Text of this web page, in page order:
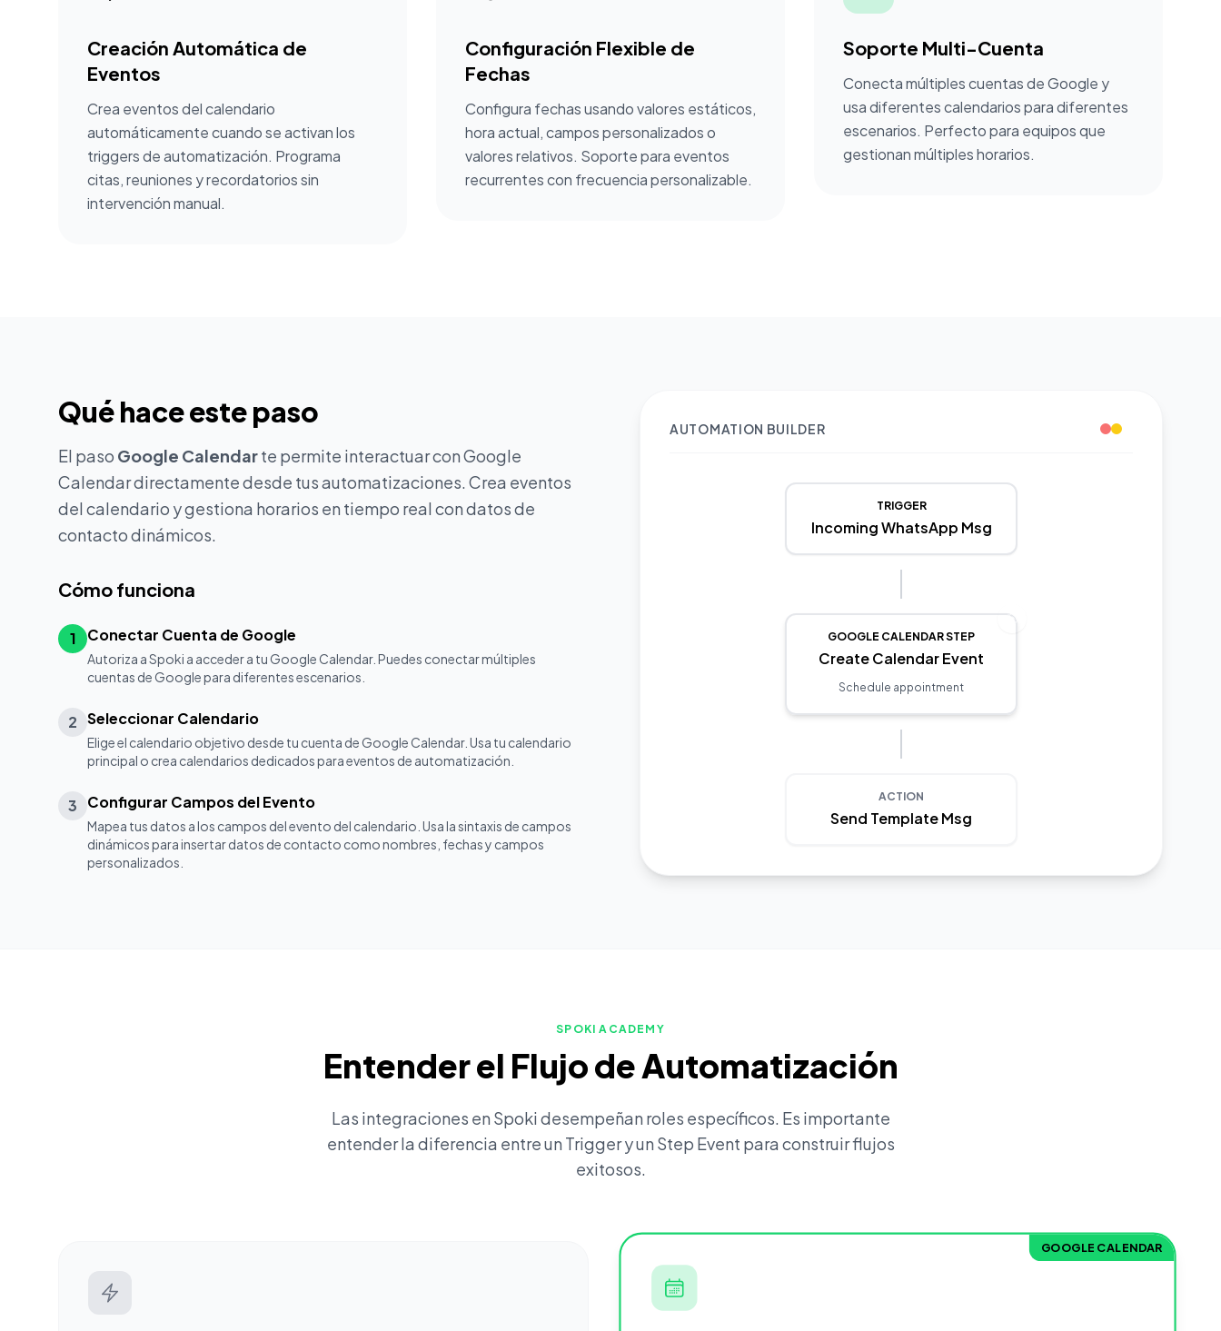
Creación Automática de
Eventos
Crea eventos del calendario
automáticamente cuando se activan los
triggers de automatización. Programa
citas, reuniones y recordatorios sin
intervención manual.
Configuración Flexible de
Fechas
Configura fechas usando valores estáticos,
hora actual, campos personalizados o
valores relativos. Soporte para eventos
recurrentes con frecuencia personalizable.
Soporte Multi-Cuenta
Conecta múltiples cuentas de Google y
usa diferentes calendarios para diferentes
escenarios. Perfecto para equipos que
gestionan múltiples horarios.
Qué hace este paso
El paso Google Calendarte permite interactuar con Google
Calendar directamente desde tus automatizaciones. Crea eventos
del calendario y gestiona horarios en tiempo real con datos de
contacto dinámicos.
Cómo funciona
1 Conectar Cuenta de Google
Autoriza a Spoki a acceder a tu Google Calendar. Puedes conectar múltiples
cuentas de Google para diferentes escenarios.
2 Seleccionar Calendario
Elige el calendario objetivo desde tu cuenta de Google Calendar. Usa tu calendario
principal o crea calendarios dedicados para eventos de automatización.
3 Configurar Campos del Evento
Mapea tus datos a los campos del evento del calendario. Usa la sintaxis de campos
dinámicos para insertar datos de contacto como nombres, fechas y campos
personalizados.
AUTOMATION BUILDER
TRIGGER
Incoming WhatsApp Msg
GOOGLE CALENDAR STEP
Create Calendar Event
Schedule appointment
ACTION
Send Template Msg
SPOKI ACADEMY
Entender el Flujo de Automatización
Las integraciones en Spoki desempeñan roles específicos. Es importante
entender la diferencia entre un Trigger y un Step Event para construir flujos
exitosos.
GOOGLE CALENDAR